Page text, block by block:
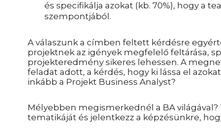
és specifikálja azokat (kb. 70%), hogy a
szempontjából.
A válaszunk a címben feltett kérdésre
projektnek az igények megfelelő feltárása,
projekteredmény sikeres lehessen. A
feladat adott, a kérdés, hogy ki lássa el
inkább a Projekt Business Analyst?
Mélyebben megismerkednél a BA világával?
tematikáját és jelentkezz a képzésünkre,